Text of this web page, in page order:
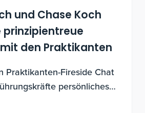
und Chase Koch
prinzipientreue
den Praktikanten
Praktikanten-Fireside Chat
persönliches